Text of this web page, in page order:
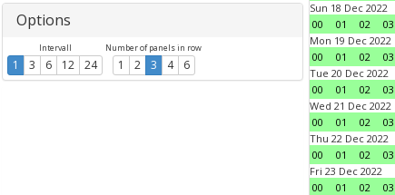
Options
Intervall
1 3 6 12 24
Number of panels in row
1 2 3 4 6
Sun 18 Dec 2022
00
01 02 03
Mon 19 Dec 2022
00
01 02 03
Tue 20 Dec 2022
00
01 02 03
Wed 21 Dec 2022
00
01 02 03
Thu 22 Dec 2022
00
01 02 03
Fri 23 Dec 2022
00
01 02 03